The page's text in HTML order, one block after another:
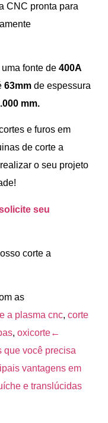
CNC pronta para
fonte de 400A
63mm de espessura
mm.
e furos em
de corte a
o seu projeto
seu
corte a
as
a plasma cnc, corte
, oxicorte←
que você precisa
vantagens em
e translúcidas